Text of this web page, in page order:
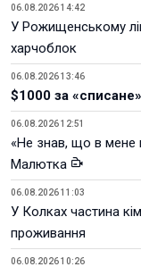
06.08.2026 14:42
У Рожищенському
харчоблок
06.08.2026 13:46
$1000 за
06.08.2026 12:51
«Не знав, що в мене
Малютка
06.08.2026 11:03
У Колках частина
проживання
06.08.2026 10:26